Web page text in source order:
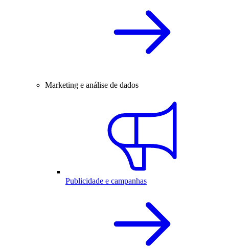
Marketing e análise de dados
Publicidade e campanhas